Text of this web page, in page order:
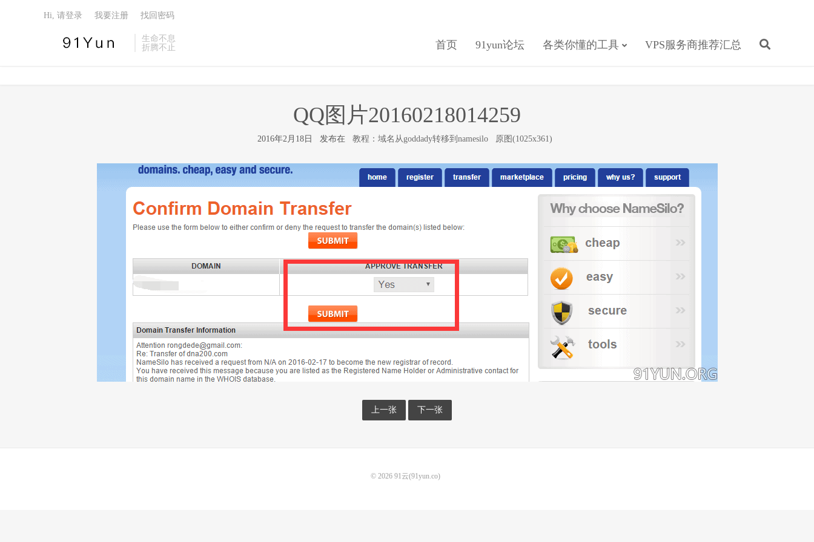
生命不息
折腾不止
首页 91yun论坛 各类你懂的工具 VPS服务商推荐汇总
Hi, 请登录 我要注册 找回密码
QQ图片20160218014259
2016年2月18日 发布在 教程：域名从goddady转移到namesilo 原图(1025x361)
上一张 下一张
© 2026 91云(91yun.co)